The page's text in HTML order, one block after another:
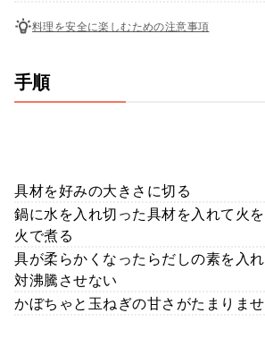
料理を安全に楽しむための注意事項
手順
具材を好みの大きさに切る
鍋に水を入れ切った具材を入れて火
火で煮る
具が柔らかくなったらだしの素を入
対沸騰させない
かぼちゃと玉ねぎの甘さがたまりませ